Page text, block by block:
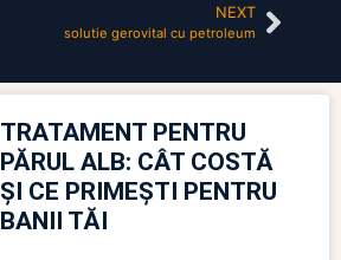
NEXT
solutie gerovital cu petroleum
TRATAMENT PENTRU
PĂRUL ALB: CÂT COSTĂ
ȘI CE PRIMEȘTI PENTRU
BANII TĂI